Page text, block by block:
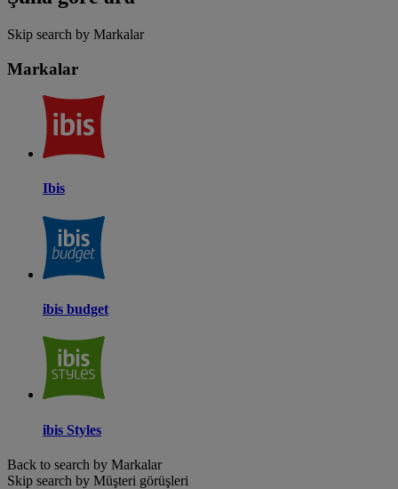
Skip search by Markalar
Markalar
Ibis
ibis budget
ibis Styles
Back to search by Markalar
Skip search by Müşteri görüşleri